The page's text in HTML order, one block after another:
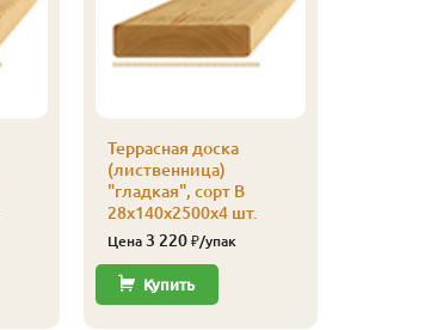
Террасная доска
(лиственница)
"гладкая", сорт В
28х140х2500х4 шт.
Цена 3 220₽/упак
Купить